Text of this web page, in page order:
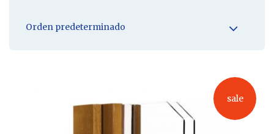
sale